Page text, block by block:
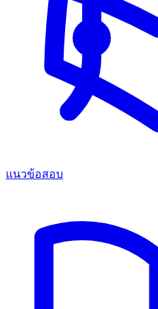
แนวข้อสอบ